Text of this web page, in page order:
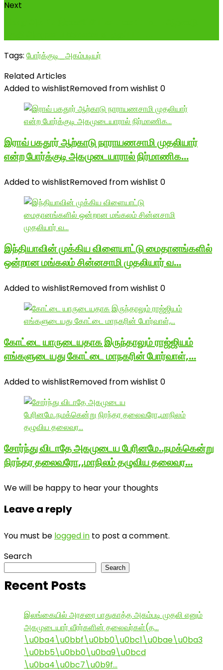
Next
Tags: போர்க்குடி_அகம்படியர்
Related Articles
Added to wishlistRemoved from wishlist 0
இராவ் பகதூர் ஆற்காடு நாராயணசாமி முதலியார்
என்ற போர்க்குடி அகமுடையாரால் நிர்மாணிக…
Added to wishlistRemoved from wishlist 0
இந்தியாவின் முக்கிய விளையாட்டு மைதானங்களில்
ஒன்றான மங்கலம் சின்னசாமி முதலியார் வ…
Added to wishlistRemoved from wishlist 0
கோட்டை யாருடையதாக இருந்தாலும் ராஜ்ஜியம்
எங்களுடையது கோட்டை மாநகரின் போர்வாள்,…
Added to wishlistRemoved from wishlist 0
சோர்ந்து விடாதே அகமுடைய பேரினமே..நமக்கென்று
நிரந்தர தலைவரோ,,மாநிலம் தழுவிய தலைவர…
We will be happy to hear your thoughts
Leave a reply
You must be logged in to post a comment.
Search
Search
Recent Posts
இலங்கையில் அரசரை பாதுகாத்த அகம்படி முதலி எனும்
அகமுடையார் வீரர்களின் தலைவர்கள்(த…
\u0ba4\u0bbf\u0bb0\u0bc1\u0bae\u0ba3
\u0bb5\u0bb0\u0ba9\u0bcd
\u0ba4\u0bc7\u0b9f…